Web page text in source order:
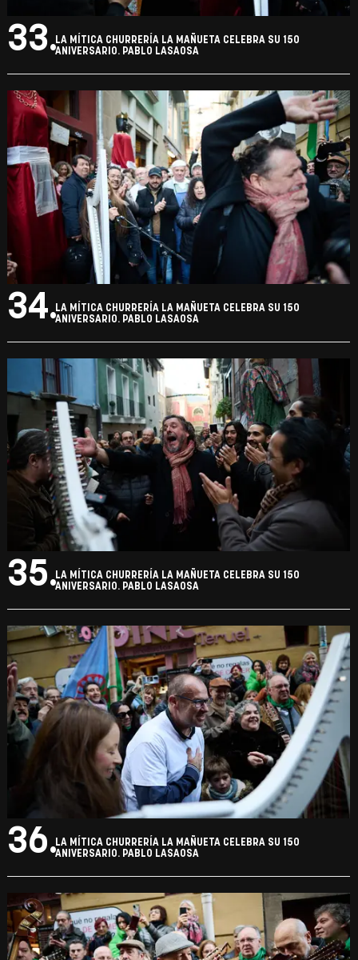
33.LA MÍTICA CHURRERÍA LA MAÑUETA CELEBRA SU 150
ANIVERSARIO. PABLO LASAOSA
34.LA MÍTICA CHURRERÍA LA MAÑUETA CELEBRA SU 150
ANIVERSARIO. PABLO LASAOSA
35.LA MÍTICA CHURRERÍA LA MAÑUETA CELEBRA SU 150
ANIVERSARIO. PABLO LASAOSA
36.LA MÍTICA CHURRERÍA LA MAÑUETA CELEBRA SU 150
ANIVERSARIO. PABLO LASAOSA